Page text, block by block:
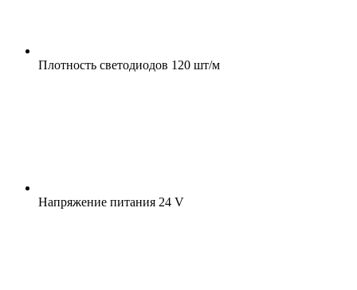
Плотность светодиодов 120 шт/м
Напряжение питания 24 V